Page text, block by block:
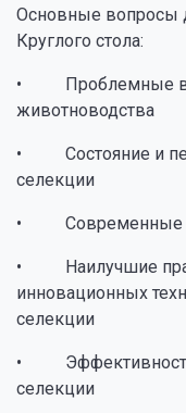
Основные вопросы
Круглого стола:
• Проблемные
животноводства
• Состояние и
селекции
• Современные
• Наилучшие
инновационных
селекции
• Эффективность
селекции